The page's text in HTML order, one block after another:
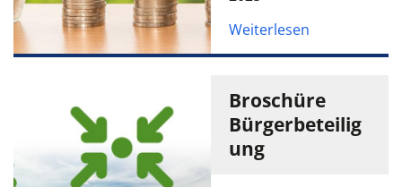
Weiterlesen
Broschüre
Bürgerbeteilig
ung